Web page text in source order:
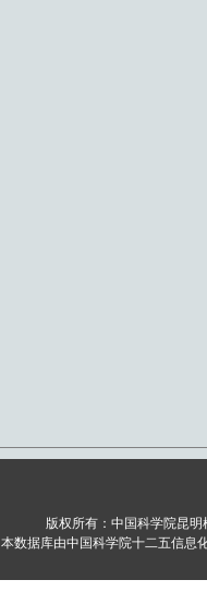
版权所有：中国科学院昆
本数据库由中国科学院十二五信息